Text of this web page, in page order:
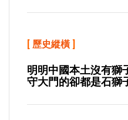
[ 歷史縱橫 ]
明明中國本土沒有獅
守大門的卻都是石獅